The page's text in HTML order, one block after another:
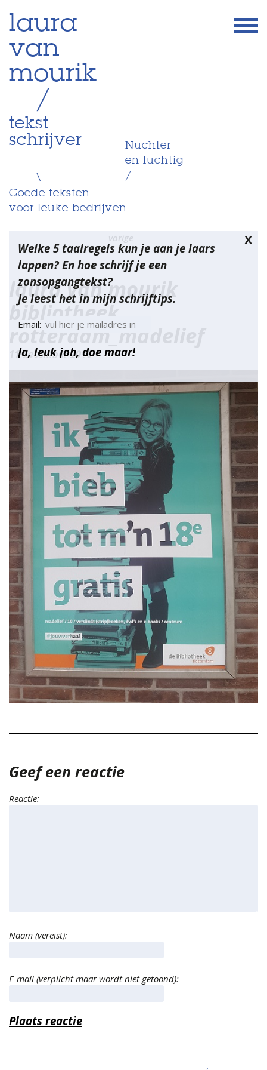
Skip
to
content
laura
van
mourik
/
tekst
schrijver
\
Nuchter
en luchtig
/
Goede teksten
voor leuke bedrijven
X
Welke 5 taalregels kun je aan je laars
lappen? En hoe schrijf je een
zonsopgangtekst?
Je leest het in mijn schrijftips.
Email:
Bericht
navigatie
vorige
laura van mourik
bibliotheek
rotterdam_madelief
11 december 2018
Geef een reactie
Reactie:
Naam (vereist):
E-mail (verplicht maar wordt niet getoond):